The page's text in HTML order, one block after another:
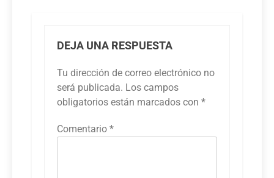
DEJA UNA RESPUESTA
Tu dirección de correo electrónico no
será publicada. Los campos
obligatorios están marcados con *
Comentario *